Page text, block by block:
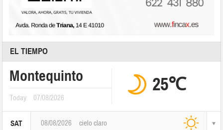
EL TIEMPO
Montequinto
Today 07/08/2026
25℃
SAT 08/08/2026 cielo claro